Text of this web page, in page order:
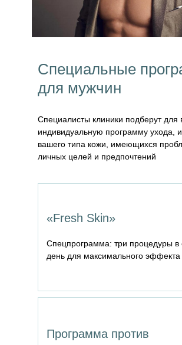
Программа против
«Fresh Skin»
Спецпрограмма: три процедуры в
день для максимального эффекта
Специальные
для мужчин
Специалисты клиники подберут для
индивидуальную программу ухода,
вашего типа кожи, имеющихся
личных целей и предпочтений